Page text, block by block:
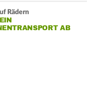
Rädern
AB